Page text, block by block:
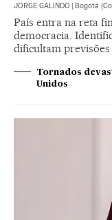
JORGE GALINDO | Bogotá
País entra na reta
democracia.
dificultam previsões
Tornados
Unidos